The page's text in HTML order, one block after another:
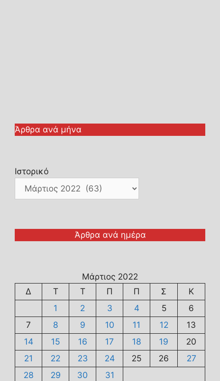
Άρθρα ανά μήνα
Ιστορικό
Άρθρα ανά ημέρα
Μάρτιος 2022
Δ
Τ Τ Π Π Σ
Κ
1
2 3 4 5
6
7
8 9 10 11 12
13
14
15 16 17 18 19
20
21
22 23 24 25 26
27
28
29 30 31